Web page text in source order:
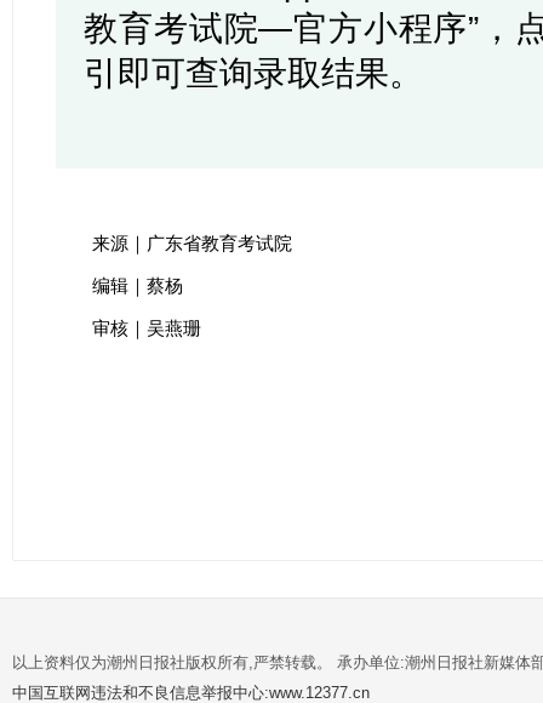
教育考试院—官方小程序”，
引即可查询录取结果。
来源｜广东省教育考试院
编辑｜蔡杨
审核｜吴燕珊
以上资料仅为潮州日报社版权所有,严禁转载。 承办单位:潮州日报社新媒体
中国互联网违法和不良信息举报中心:www.12377.cn